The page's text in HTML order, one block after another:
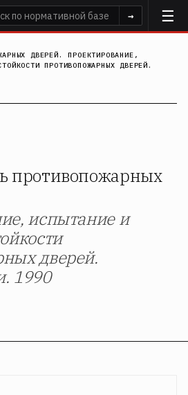
→
ДВЕРЕЙ. ПРОЕКТИРОВАНИЕ,
ПРОТИВОПОЖАРНЫХ ДВЕРЕЙ.
противопожарных
испытание и
дверей.
1990